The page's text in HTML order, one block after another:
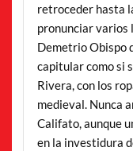
retroceder hasta
pronunciar varios
Demetrio Obispo
capitular como si
Rivera, con los
medieval. Nunca
Califato, aunque
en la investidura